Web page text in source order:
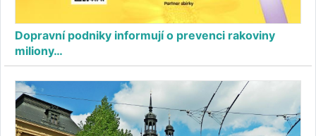
Dopravní podniky informují o prevenci rakoviny
miliony…